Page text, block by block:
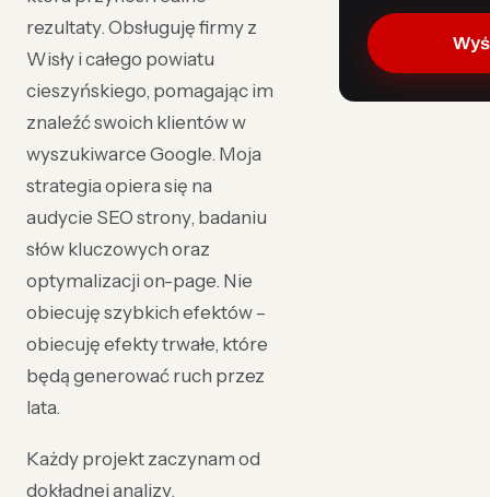
rezultaty. Obsługuję firmy z
Wisły i całego powiatu
cieszyńskiego, pomagając im
znaleźć swoich klientów w
wyszukiwarce Google. Moja
strategia opiera się na
audycie SEO strony, badaniu
słów kluczowych oraz
optymalizacji on-page. Nie
obiecuję szybkich efektów –
obiecuję efekty trwałe, które
będą generować ruch przez
lata.
Każdy projekt zaczynam od
dokładnej analizy.